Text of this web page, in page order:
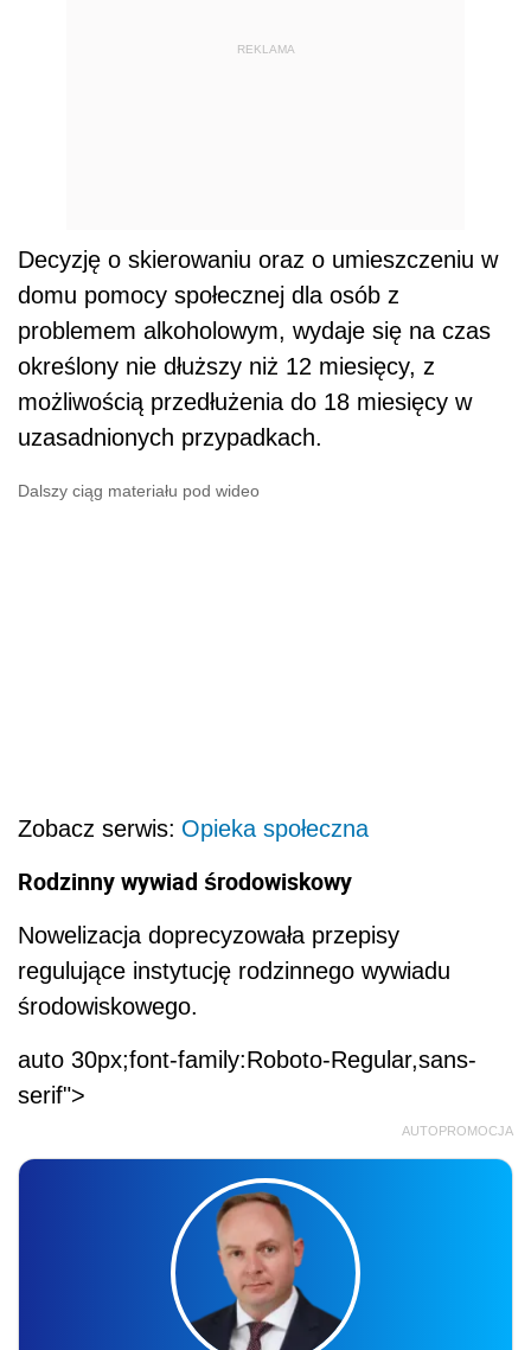
REKLAMA
Decyzję o skierowaniu oraz o umieszczeniu w
domu pomocy społecznej dla osób z
problemem alkoholowym, wydaje się na czas
określony nie dłuższy niż 12 miesięcy, z
możliwością przedłużenia do 18 miesięcy w
uzasadnionych przypadkach.
Dalszy ciąg materiału pod wideo
Zobacz serwis: Opieka społeczna
Rodzinny wywiad środowiskowy
Nowelizacja doprecyzowała przepisy
regulujące instytucję rodzinnego wywiadu
środowiskowego.
auto 30px;font-family:Roboto-Regular,sans-
serif">
AUTOPROMOCJA